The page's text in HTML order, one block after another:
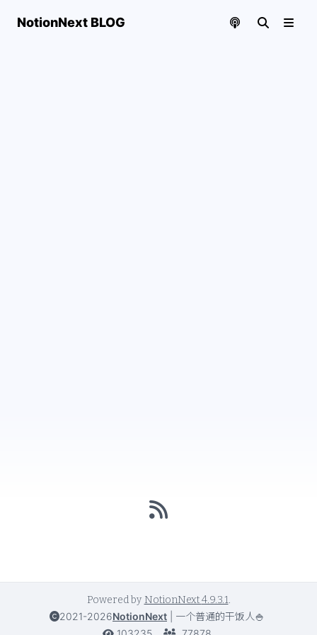
NotionNext BLOG
Powered by NotionNext4.9.3.1.
2021-2026NotionNext
一个普通的干饭人🍚